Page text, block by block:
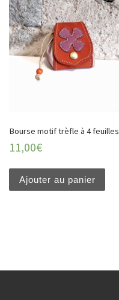
Bourse motif trèfle à 4 feuilles
11,00€
Ajouter au panier